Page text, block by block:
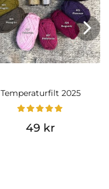
Temperaturfilt 2025
49 kr